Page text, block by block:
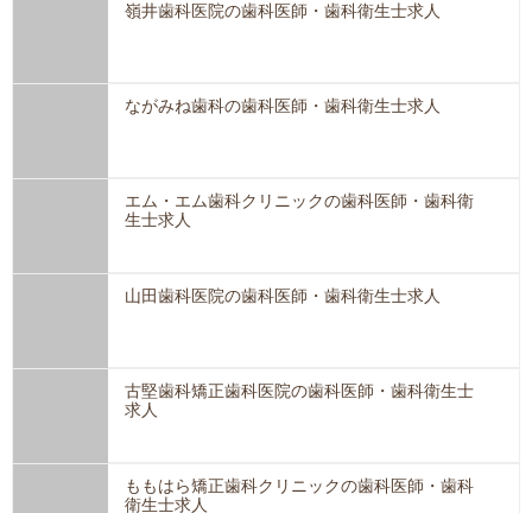
嶺井歯科医院の歯科医師・歯科衛生士求人
ながみね歯科の歯科医師・歯科衛生士求人
エム・エム歯科クリニックの歯科医師・歯科衛
生士求人
山田歯科医院の歯科医師・歯科衛生士求人
古堅歯科矯正歯科医院の歯科医師・歯科衛生士
求人
ももはら矯正歯科クリニックの歯科医師・歯科
衛生士求人